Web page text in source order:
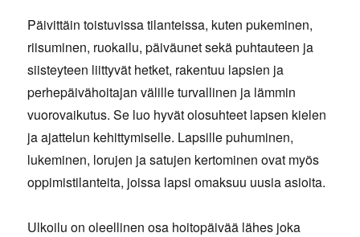
Päivittäin toistuvissa tilanteissa, kuten pukeminen,
riisuminen, ruokailu, päiväunet sekä puhtauteen ja
siisteyteen liittyvät hetket, rakentuu lapsien ja
perhepäivähoitajan välille turvallinen ja lämmin
vuorovaikutus. Se luo hyvät olosuhteet lapsen kielen
ja ajattelun kehittymiselle. Lapsille puhuminen,
lukeminen, lorujen ja satujen kertominen ovat myös
oppimistilanteita, joissa lapsi omaksuu uusia asioita.
Ulkoilu on oleellinen osa hoitopäivää lähes joka